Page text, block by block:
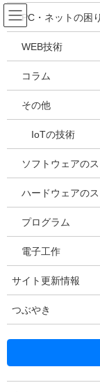
コ
ン
テ
ツ
ス
ッ
ナ
ビ
ゲ
シ
ン
移
HOME
電
か？ 御存知、「電
示板を作る事がで
永らく社内ＳＥと
いました。
PC・ネットの困
WEB技術
コラム
その他
IoTの技術
ソフトウェアの
ハードウェアの
プログラム
電子工作
サイト更新情報
つぶやき